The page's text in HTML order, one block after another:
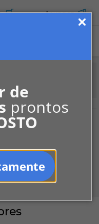
de
prontos
Anunciar